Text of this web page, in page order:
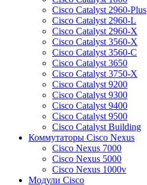
Cisco Catalyst 2960-Plus
Cisco Catalyst 2960-L
Cisco Catalyst 2960-X
Cisco Catalyst 3560-X
Cisco Catalyst 3560-C
Cisco Catalyst 3650
Cisco Catalyst 3750-X
Cisco Catalyst 9200
Cisco Catalyst 9300
Cisco Catalyst 9400
Cisco Catalyst 9500
Cisco Catalyst Building
Коммутаторы Cisco Nexus
Cisco Nexus 7000
Cisco Nexus 5000
Cisco Nexus 1000v
Модули Cisco